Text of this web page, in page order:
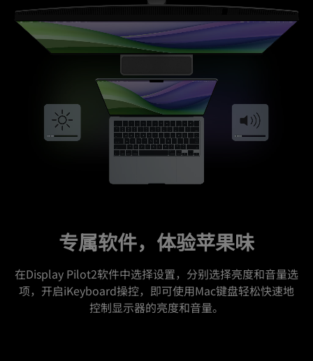
专属软件，体验苹果味
在Display Pilot2软件中选择设置，分别选择亮度和音量选
项，开启iKeyboard操控，即可使用Mac键盘轻松快速地
控制显示器的亮度和音量。